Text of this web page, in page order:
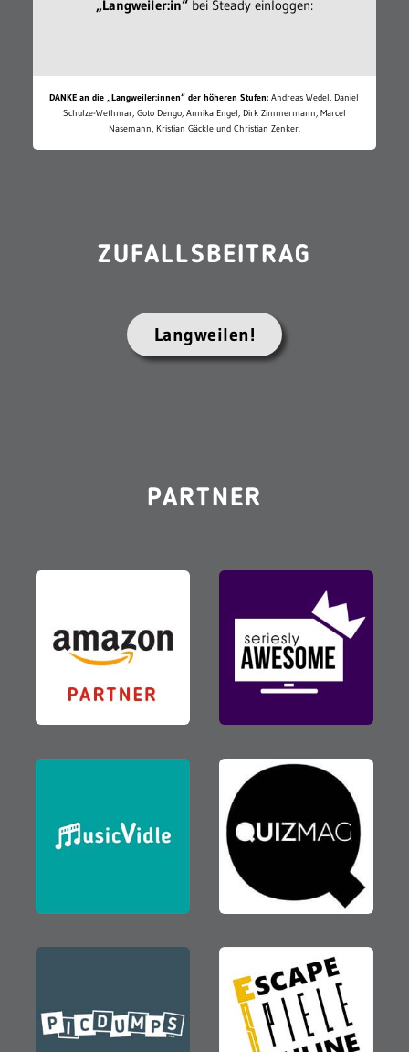
„Langweiler:in“bei Steady einloggen:
DANKE an die „Langweiler:innen“ der höheren Stufen: Andreas Wedel, Daniel
Schulze-Wethmar, Goto Dengo, Annika Engel, Dirk Zimmermann, Marcel
Nasemann, Kristian Gäckle und Christian Zenker.
ZUFALLSBEITRAG
Langweilen!
PARTNER